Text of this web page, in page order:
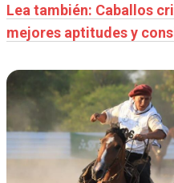
Lea también: Caballos
mejores aptitudes y